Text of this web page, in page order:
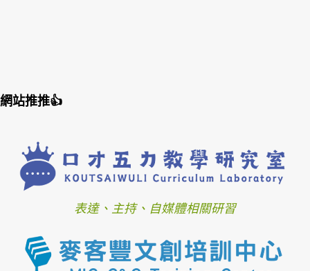
網站推推👍
表達、主持、自媒體相關研習